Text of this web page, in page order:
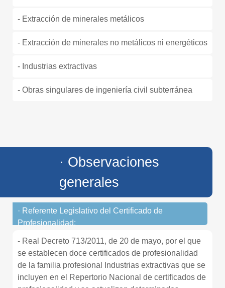
- Extracción de minerales metálicos
- Extracción de minerales no metálicos ni energéticos
- Industrias extractivas
- Obras singulares de ingeniería civil subterránea
· Observaciones
generales
· Referente Legislativo del Certificado de
Profesionalidad:
- Real Decreto 713/2011, de 20 de mayo, por el que
se establecen doce certificados de profesionalidad
de la familia profesional Industrias extractivas que se
incluyen en el Repertorio Nacional de certificados de